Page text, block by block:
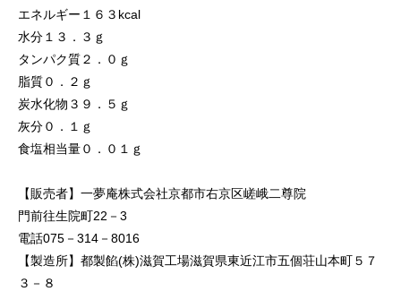
エネルギー１６３kcal
水分１３．３ｇ
タンパク質２．０ｇ
脂質０．２ｇ
炭水化物３９．５ｇ
灰分０．１ｇ
食塩相当量０．０１ｇ
【販売者】一夢庵株式会社京都市右京区嵯峨二尊院
門前往生院町22－3
電話075－314－8016
【製造所】都製餡(株)滋賀工場滋賀県東近江市五個荘山本町５７
３－８